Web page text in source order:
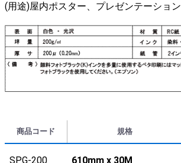
(用途)屋内ポスター、プレゼンテーション
商品コード 規格
SPG-200 610mm x 30M